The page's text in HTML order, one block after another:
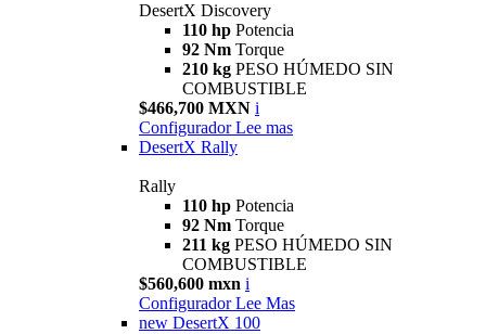
DesertX Discovery
110 hp Potencia
92 Nm Torque
210 kg PESO HÚMEDO SIN
COMBUSTIBLE
$466,700 MXN i
Configurador Lee mas
DesertX Rally
Rally
110 hp Potencia
92 Nm Torque
211 kg PESO HÚMEDO SIN
COMBUSTIBLE
$560,600 mxn i
Configurador Lee Mas
new DesertX 100